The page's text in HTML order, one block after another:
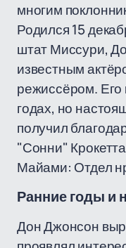
многим
Родился 15
штат Миссури,
известным
режиссёром. Его
годах, но
получил
"Сонни"
Майами: Отдел
Ранние годы и
Дон Джонсон